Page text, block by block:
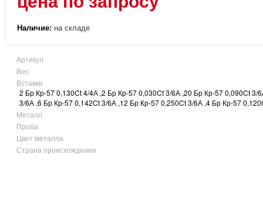
Наличие: на складе
Артикул
Вес
Вставки
2 Бр Кр-57 0,130Ct 4/4А ,2 Бр Кр-57 0,030Ct 3/6А ,20 Бр Кр-57 0,090Ct 3/
3/6А ,6 Бр Кр-57 0,142Ct 3/6А ,12 Бр Кр-57 0,250Ct 3/6А ,4 Бр Кр-57
Металл
Проба
Цвет металла
Страна происхождения